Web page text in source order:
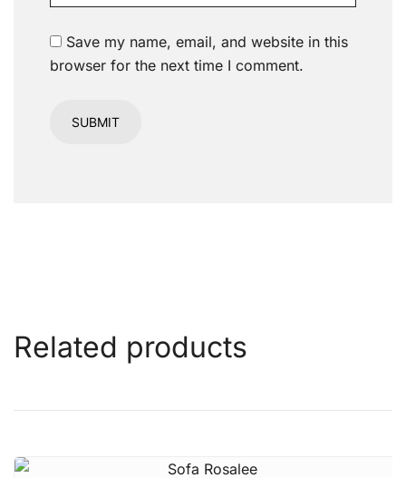
Save my name, email, and website in this
browser for the next time I comment.
Related products